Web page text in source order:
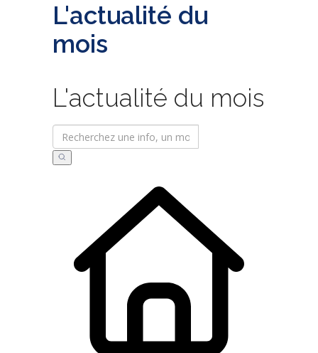
L'actualité du
mois
L'actualité du mois